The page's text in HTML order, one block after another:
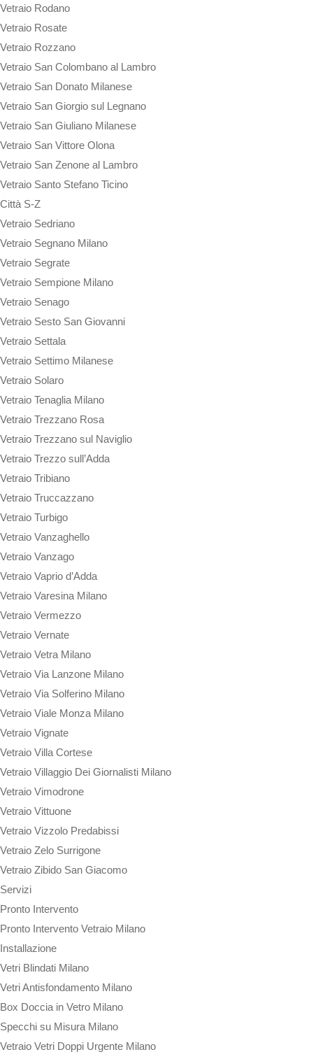
Vetraio Rodano
Vetraio Rosate
Vetraio Rozzano
Vetraio San Colombano al Lambro
Vetraio San Donato Milanese
Vetraio San Giorgio sul Legnano
Vetraio San Giuliano Milanese
Vetraio San Vittore Olona
Vetraio San Zenone al Lambro
Vetraio Santo Stefano Ticino
Città S-Z
Vetraio Sedriano
Vetraio Segnano Milano
Vetraio Segrate
Vetraio Sempione Milano
Vetraio Senago
Vetraio Sesto San Giovanni
Vetraio Settala
Vetraio Settimo Milanese
Vetraio Solaro
Vetraio Tenaglia Milano
Vetraio Trezzano Rosa
Vetraio Trezzano sul Naviglio
Vetraio Trezzo sull’Adda
Vetraio Tribiano
Vetraio Truccazzano
Vetraio Turbigo
Vetraio Vanzaghello
Vetraio Vanzago
Vetraio Vaprio d’Adda
Vetraio Varesina Milano
Vetraio Vermezzo
Vetraio Vernate
Vetraio Vetra Milano
Vetraio Via Lanzone Milano
Vetraio Via Solferino Milano
Vetraio Viale Monza Milano
Vetraio Vignate
Vetraio Villa Cortese
Vetraio Villaggio Dei Giornalisti Milano
Vetraio Vimodrone
Vetraio Vittuone
Vetraio Vizzolo Predabissi
Vetraio Zelo Surrigone
Vetraio Zibido San Giacomo
Servizi
Pronto Intervento
Pronto Intervento Vetraio Milano
Installazione
Vetri Blindati Milano
Vetri Antisfondamento Milano
Box Doccia in Vetro Milano
Specchi su Misura Milano
Vetraio Vetri Doppi Urgente Milano